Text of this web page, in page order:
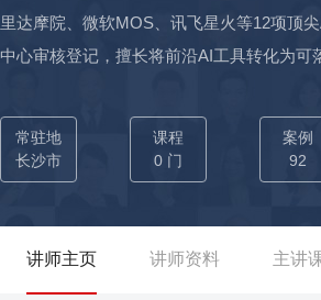
里达摩院、微软MOS、讯飞星火等12项顶
中心审核登记，擅长将前沿AI工具转化为
出平均提升至少三倍人效的解决方案； ■教
DeepSeek结构性思维-AI+DeepSeek职场
中国烟草等企业的培训当中，累计授课20+
常驻地
长沙市
课程
0 门
案例
92
讲师主页 讲师资料 主讲